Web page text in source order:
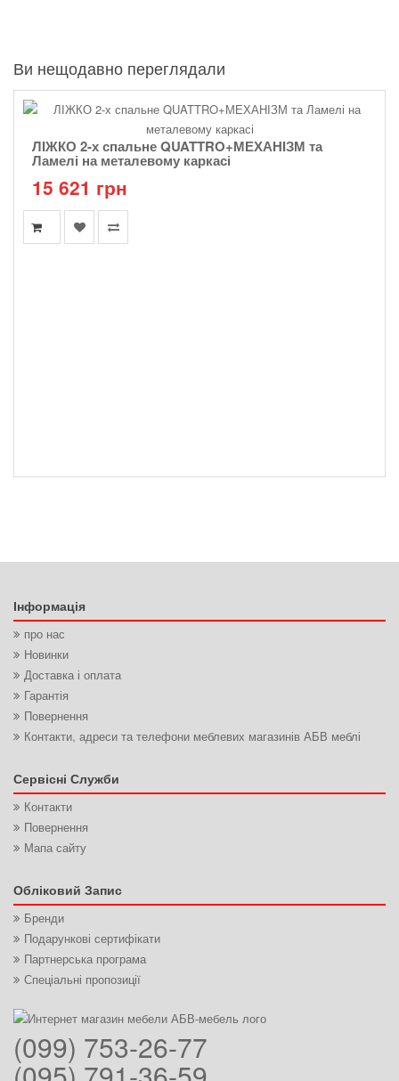
Ви нещодавно переглядали
ЛІЖКО 2-х спальне QUATTRO+МЕХАНІЗМ та
Ламелі на металевому каркасі
15 621 грн
Інформація
про нас
Новинки
Доставка і оплата
Гарантія
Повернення
Контакти, адреси та телефони меблевих магазинів АБВ меблі
Сервісні Служби
Контакти
Повернення
Мапа сайту
Обліковий Запис
Бренди
Подарункові сертифікати
Партнерська програма
Спеціальні пропозиції
(099) 753-26-77